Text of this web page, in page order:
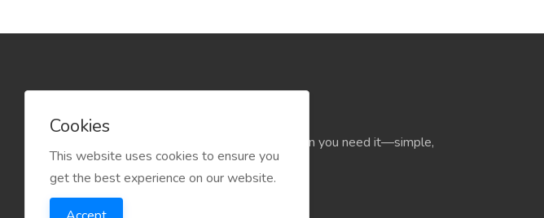
Find the rental that you need, when you need it—simple,
fast, and hassle-free.
Cookies
This website uses cookies to ensure you
get the best experience on our website.